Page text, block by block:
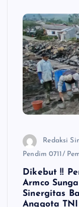
Redaksi
Pendim 0711/
Dikebut !!
Armco
Sinergitas
Anggota